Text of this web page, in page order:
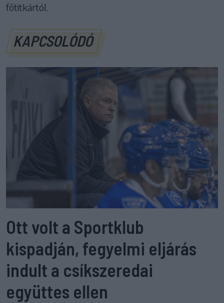
főtitkártól.
KAPCSOLÓDÓ
Ott volt a Sportklub
kispadján, fegyelmi eljárás
indult a csíkszeredai
együttes ellen